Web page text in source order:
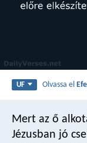
UF Olvassa el
Mert az ő
Jézusban jó